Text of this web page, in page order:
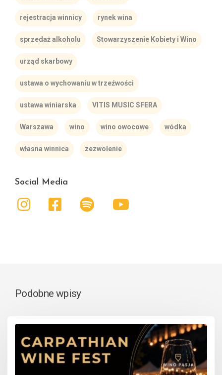
rejestracja winnicy rynek wina
sprzedaż alkoholu Stowarzyszenie Kobiety i Wino
urząd skarbowy
ustawa o wychowaniu w trzeźwości
ustawa winiarska VITIS MUSIC SFERA
Warszawa wino wino owocowe wódka
własna winnica zezwolenie
Social Media
Podobne wpisy